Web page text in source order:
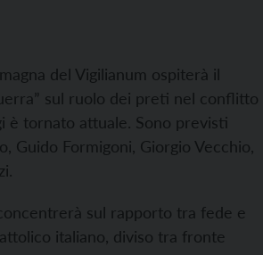
magna del Vigilianum ospiterà il
sul ruolo dei preti nel conflitto
è tornato attuale. Sono previsti
Guido Formigoni, Giorgio Vecchio,
sul rapporto tra fede e
italiano, diviso tra fronte